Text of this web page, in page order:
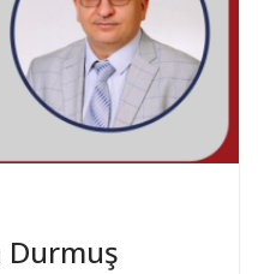
Durmuş